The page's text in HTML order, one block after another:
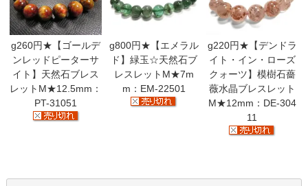
g260円★【ゴールデ
ンレッドピーターサ
イト】天然石ブレス
レットM★12.5mm：
PT-31051
g800円★【エメラル
ド】緑玉☆天然石ブ
レスレットM★7m
m：EM-22501
g220円★【デンドラ
イト・イン・ローズ
クォーツ】模樹石薔
薇水晶ブレスレット
M★12mm：DE-304
11